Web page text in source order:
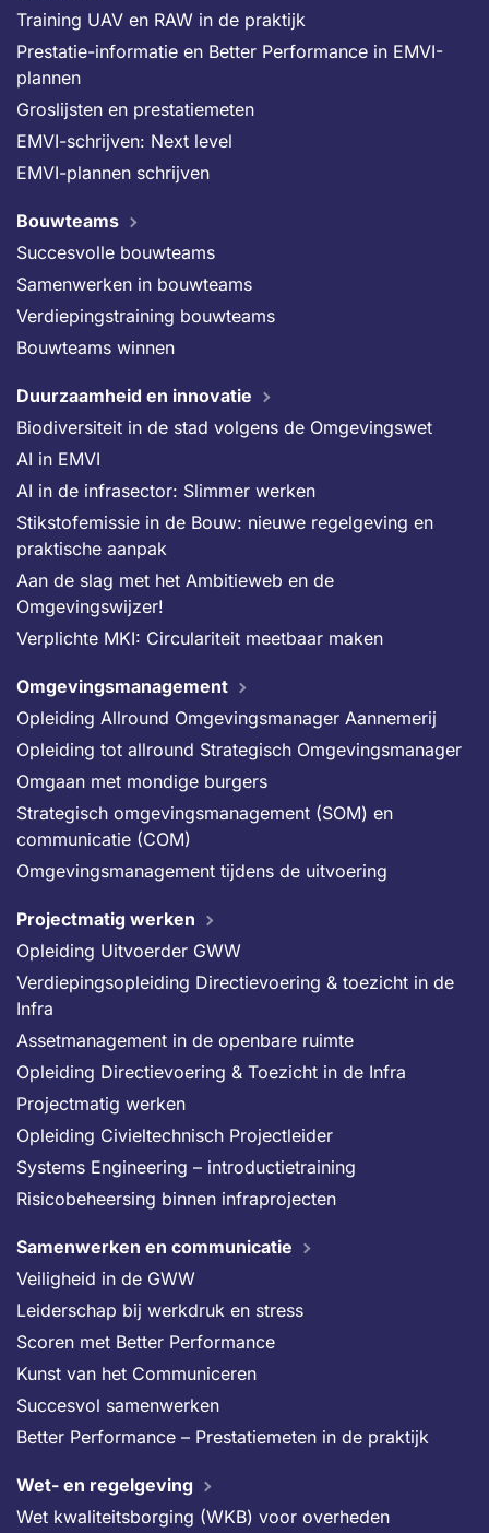
Training UAV en RAW in de praktijk
Prestatie-informatie en Better Performance in EMVI-
plannen
Groslijsten en prestatiemeten
EMVI-schrijven: Next level
EMVI-plannen schrijven
Bouwteams
Succesvolle bouwteams
Samenwerken in bouwteams
Verdiepingstraining bouwteams
Bouwteams winnen
Duurzaamheid en innovatie
Biodiversiteit in de stad volgens de Omgevingswet
AI in EMVI
AI in de infrasector: Slimmer werken
Stikstofemissie in de Bouw: nieuwe regelgeving en
praktische aanpak
Aan de slag met het Ambitieweb en de
Omgevingswijzer!
Verplichte MKI: Circulariteit meetbaar maken
Omgevingsmanagement
Opleiding Allround Omgevingsmanager Aannemerij
Opleiding tot allround Strategisch Omgevingsmanager
Omgaan met mondige burgers
Strategisch omgevingsmanagement (SOM) en
communicatie (COM)
Omgevingsmanagement tijdens de uitvoering
Projectmatig werken
Opleiding Uitvoerder GWW
Verdiepingsopleiding Directievoering & toezicht in de
Infra
Assetmanagement in de openbare ruimte
Opleiding Directievoering & Toezicht in de Infra
Projectmatig werken
Opleiding Civieltechnisch Projectleider
Systems Engineering – introductietraining
Risicobeheersing binnen infraprojecten
Samenwerken en communicatie
Veiligheid in de GWW
Leiderschap bij werkdruk en stress
Scoren met Better Performance
Kunst van het Communiceren
Succesvol samenwerken
Better Performance – Prestatiemeten in de praktijk
Wet- en regelgeving
Wet kwaliteitsborging (WKB) voor overheden